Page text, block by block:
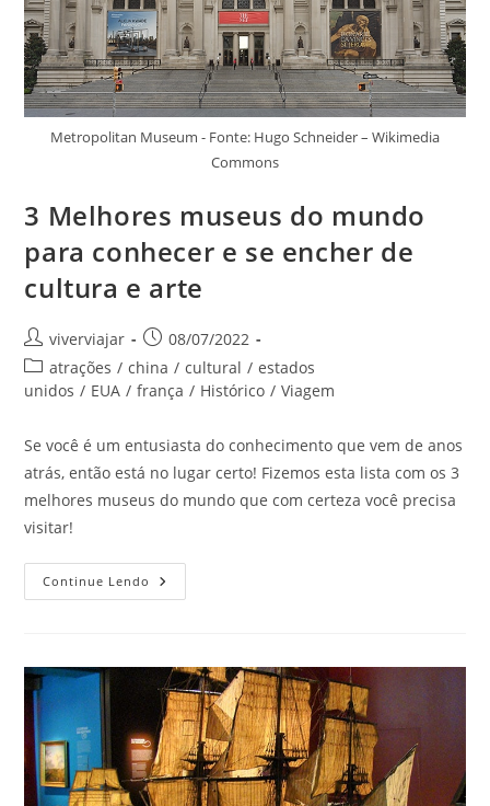
Metropolitan Museum - Fonte: Hugo Schneider – Wikimedia
Commons
3 Melhores museus do mundo
para conhecer e se encher de
cultura e arte
Autor
do
post:
viverviajar
Post
publicado:
08/07/2022
Categoria
do
atrações / china / cultural / estados
unidos / EUA / frança / Histórico / Viagem
Se você é um entusiasta do conhecimento que vem de anos
atrás, então está no lugar certo! Fizemos esta lista com os 3
melhores museus do mundo que com certeza você precisa
visitar!
Continue Lendo
Melhores
Conhecer
E
Se
Encher
De
Cultura
E
Arte